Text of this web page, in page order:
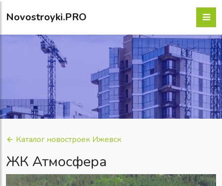
Novostroyki.PRO
Каталог новостроек Ижевск
ЖК Атмосфера